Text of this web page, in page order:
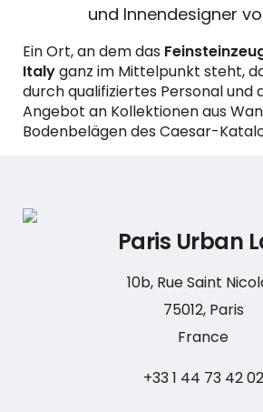
und Innendesigner
Ein Ort, an dem das
Italyganz im Mittelpunkt steht,
durch qualifiziertes Personal und
Angebot an Kollektionen aus
Bodenbelägen des Caesar-
Paris Urban
10b, Rue Saint
75012, Paris
France
+33 1 44 73 42 02